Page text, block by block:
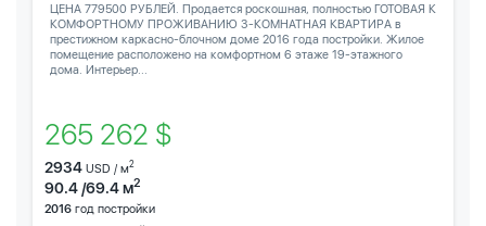
ЦЕНА 779500 РУБЛЕЙ. Продается роскошная, полностью ГОТОВАЯ К
КОМФОРТНОМУ ПРОЖИВАНИЮ 3-КОМНАТНАЯ КВАРТИРА в
престижном каркасно-блочном доме 2016 года постройки. Жилое
помещение расположено на комфортном 6 этаже 19-этажного
дома. Интерьер...
265 262 $
2934 USD / м2
90.4 /69.4 м2
2016 год постройки